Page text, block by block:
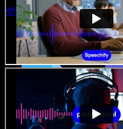
স্টুডিও চালু করুন